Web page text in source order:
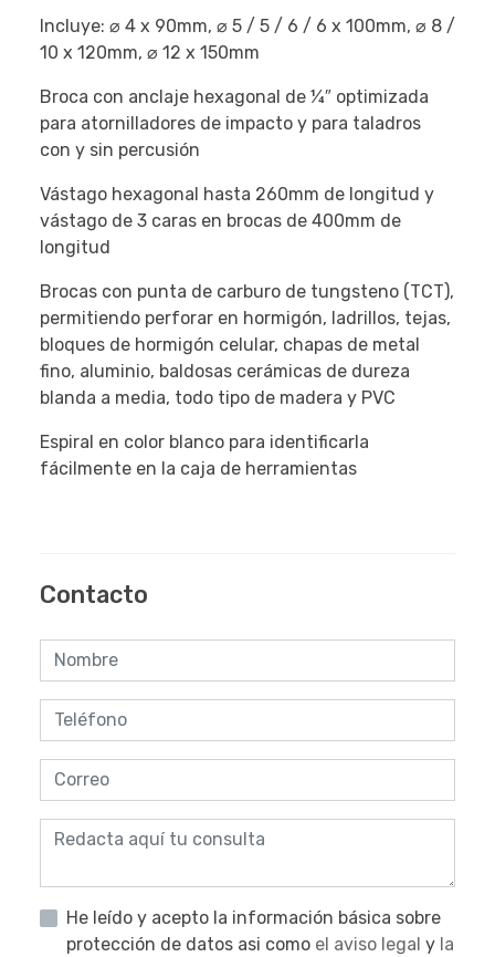
Incluye: ⌀ 4 x 90mm, ⌀ 5 / 5 / 6 / 6 x 100mm, ⌀ 8 /
10 x 120mm, ⌀ 12 x 150mm
Broca con anclaje hexagonal de ¼″ optimizada
para atornilladores de impacto y para taladros
con y sin percusión
Vástago hexagonal hasta 260mm de longitud y
vástago de 3 caras en brocas de 400mm de
longitud
Brocas con punta de carburo de tungsteno (TCT),
permitiendo perforar en hormigón, ladrillos, tejas,
bloques de hormigón celular, chapas de metal
fino, aluminio, baldosas cerámicas de dureza
blanda a media, todo tipo de madera y PVC
Espiral en color blanco para identificarla
fácilmente en la caja de herramientas
Contacto
He leído y acepto la información básica sobre
protección de datos asi como el aviso legal y la